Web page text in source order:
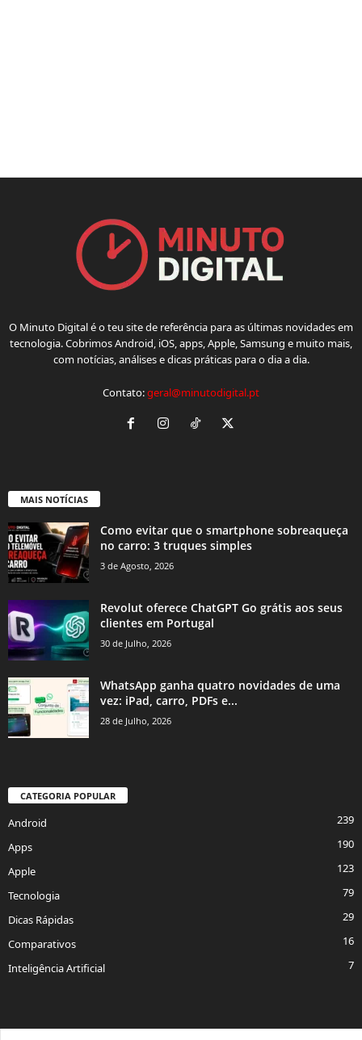
O Minuto Digital é o teu site de referência para as últimas novidades em
tecnologia. Cobrimos Android, iOS, apps, Apple, Samsung e muito mais,
com notícias, análises e dicas práticas para o dia a dia.
Contato:geral@minutodigital.pt
MAIS NOTÍCIAS
Como evitar que o smartphone sobreaqueça
no carro: 3 truques simples
3 de Agosto, 2026
Revolut oferece ChatGPT Go grátis aos seus
clientes em Portugal
30 de Julho, 2026
WhatsApp ganha quatro novidades de uma
vez: iPad, carro, PDFs e...
28 de Julho, 2026
CATEGORIA POPULAR
Android
239
Apps
190
Apple
123
Tecnologia
79
Dicas Rápidas
29
Comparativos
16
Inteligência Artificial
7